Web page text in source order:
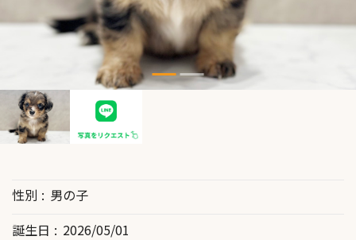
性別
男の子
誕生日
2026/05/01